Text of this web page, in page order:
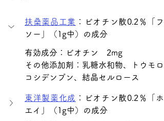
扶桑薬品工業 ：ビオチン散0.2％「フ
ソー」（1g中）の成分
有効成分：ビオチン　2mg
その他添加剤： 乳糖水和物、トウモロ
コシデンプン、結晶セルロース
東洋製薬化成 ：ビオチン散0.2％「ホ
エイ」（1g中）の成分